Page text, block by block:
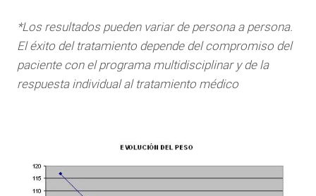
*Los resultados pueden variar de persona a persona.
El éxito del tratamiento depende del compromiso del
paciente con el programa multidisciplinar y de la
respuesta individual al tratamiento médico